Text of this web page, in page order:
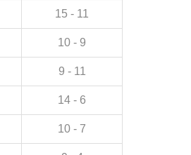
15 - 11
10 - 9
9 - 11
14 - 6
10 - 7